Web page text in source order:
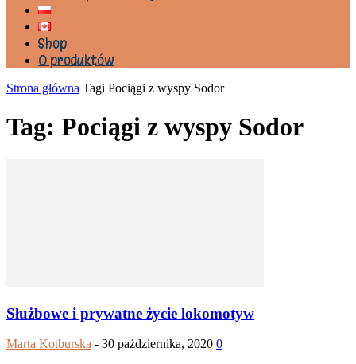
Shop
0 produktów
Strona główna Tagi Pociągi z wyspy Sodor
Tag: Pociągi z wyspy Sodor
Służbowe i prywatne życie lokomotyw
Marta Kotburska - 30 października, 2020 0